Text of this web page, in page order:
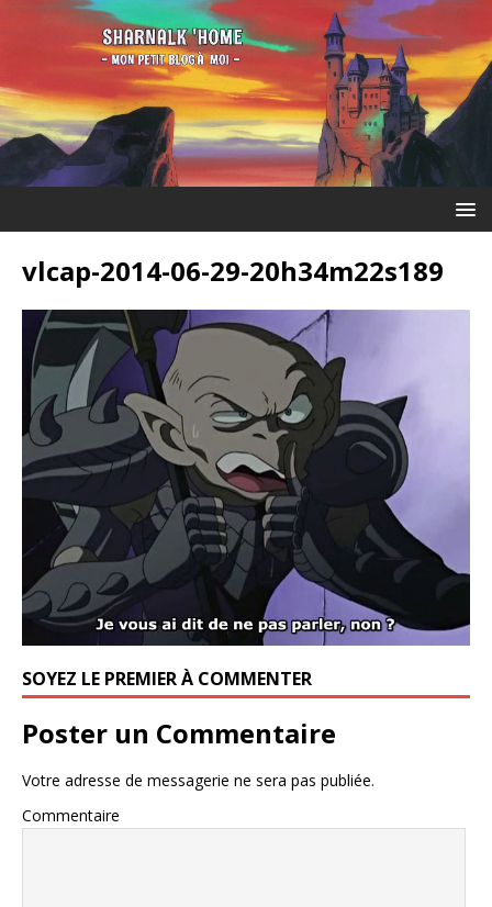
vlcap-2014-06-29-20h34m22s189
SOYEZ LE PREMIER À COMMENTER
Poster un Commentaire
Votre adresse de messagerie ne sera pas publiée.
Commentaire